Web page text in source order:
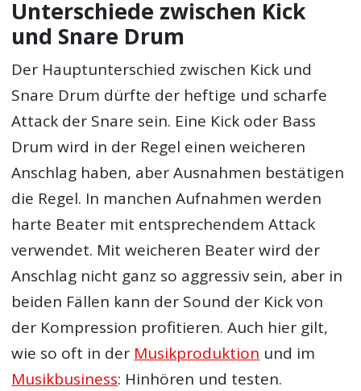
Unterschiede zwischen Kick
und Snare Drum
Der Hauptunterschied zwischen Kick und
Snare Drum dürfte der heftige und scharfe
Attack der Snare sein. Eine Kick oder Bass
Drum wird in der Regel einen weicheren
Anschlag haben, aber Ausnahmen bestätigen
die Regel. In manchen Aufnahmen werden
harte Beater mit entsprechendem Attack
verwendet. Mit weicheren Beater wird der
Anschlag nicht ganz so aggressiv sein, aber in
beiden Fällen kann der Sound der Kick von
der Kompression profitieren. Auch hier gilt,
wie so oft in der Musikproduktion und im
Musikbusiness: Hinhören und testen.